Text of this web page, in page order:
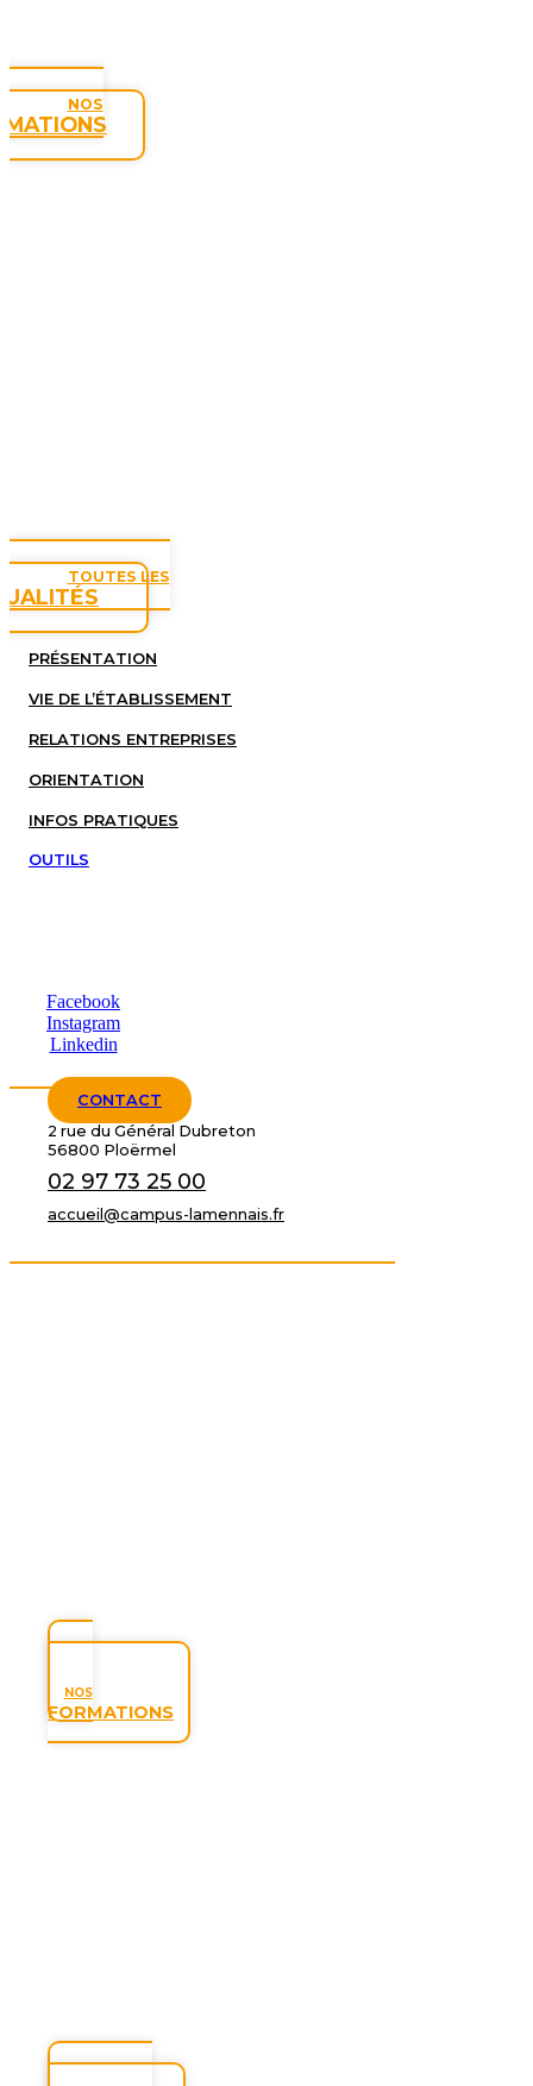
NOS
TOUTES LES
PRÉSENTATION
VIE DE L’ÉTABLISSEMENT
RELATIONS ENTREPRISES
ORIENTATION
INFOS PRATIQUES
OUTILS
Facebook
Instagram
Linkedin
CONTACT
2 rue du Général Dubreton
56800 Ploërmel
02 97 73 25 00
accueil@campus-lamennais.fr
NOS
FORMATIONS